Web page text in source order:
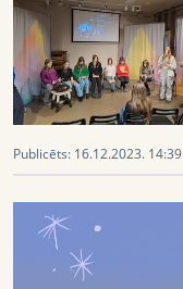
Publicēts: 16.12.2023. 14:39